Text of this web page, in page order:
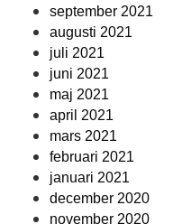
september 2021
augusti 2021
juli 2021
juni 2021
maj 2021
april 2021
mars 2021
februari 2021
januari 2021
december 2020
november 2020